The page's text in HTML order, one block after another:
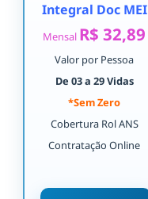
Integral Doc MEI
Mensal R$ 32,89
Valor por Pessoa
De 03 a 29 Vidas
*Sem Zero
Cobertura Rol ANS
Contratação Online